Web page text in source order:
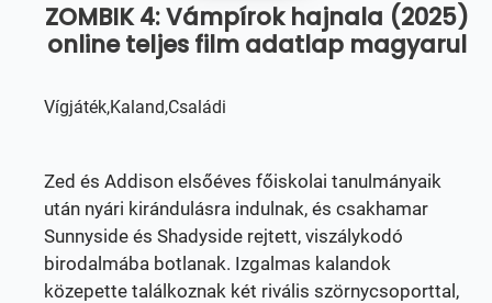
ZOMBIK 4: Vámpírok hajnala (2025)
online teljes film adatlap magyarul
Vígjáték,Kaland,Családi
Zed és Addison elsőéves főiskolai tanulmányaik
után nyári kirándulásra indulnak, és csakhamar
Sunnyside és Shadyside rejtett, viszálykodó
birodalmába botlanak. Izgalmas kalandok
közepette találkoznak két rivális szörnycsoporttal,